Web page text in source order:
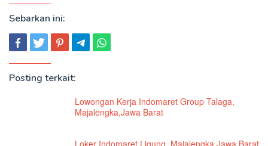
Sebarkan ini:
Posting terkait:
Lowongan Kerja Indomaret Group Talaga,
Majalengka,Jawa Barat
Loker Indomaret Ligung, Majalengka,Jawa Barat